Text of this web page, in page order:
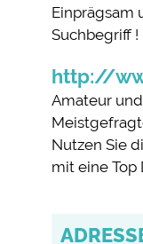
Einprägsam
Suchbegriff !
http://
Amateur
Nutzen Sie
mit eine Top